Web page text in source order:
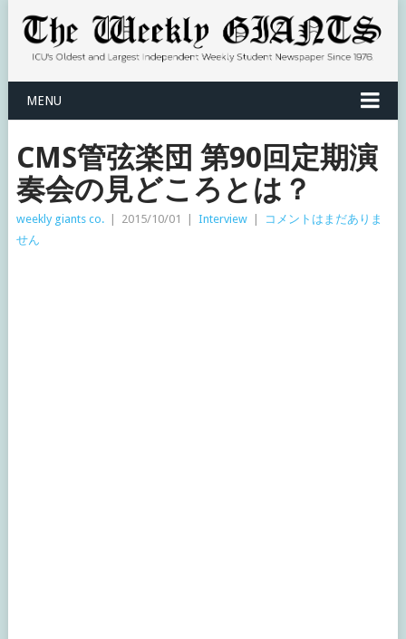
MENU
CMS管弦楽団 第90回定期演
奏会の見どころとは？
weekly giants co. 2015/10/01 Interview
コメントはまだありま
せん